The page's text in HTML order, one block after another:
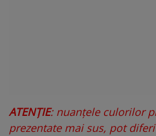
ATENȚIE: nuanțele culorilor
prezentate mai sus, pot